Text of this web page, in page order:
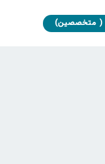
( متخصصین)